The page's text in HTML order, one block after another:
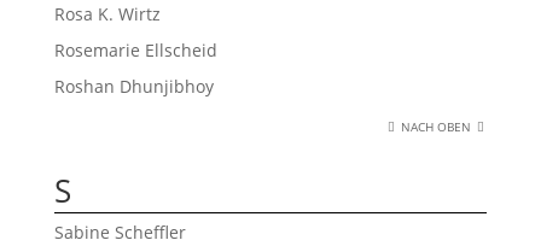
Rosa K. Wirtz
Rosemarie Ellscheid
Roshan Dhunjibhoy
NACH OBEN
S
Sabine Scheffler